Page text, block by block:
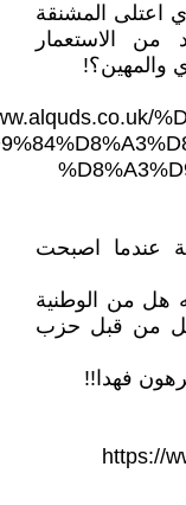
اعتلى المشنقة
من الاستعمار
والمهين؟!
عندما اصبحت
هل من الوطنية
من قبل حزب
فهدا!!
https://